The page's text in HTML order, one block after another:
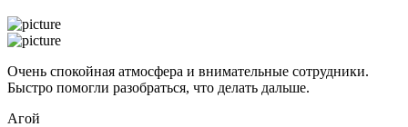
Очень спокойная атмосфера и внимательные сотрудники.
Быстро помогли разобраться, что делать дальше.
Агой